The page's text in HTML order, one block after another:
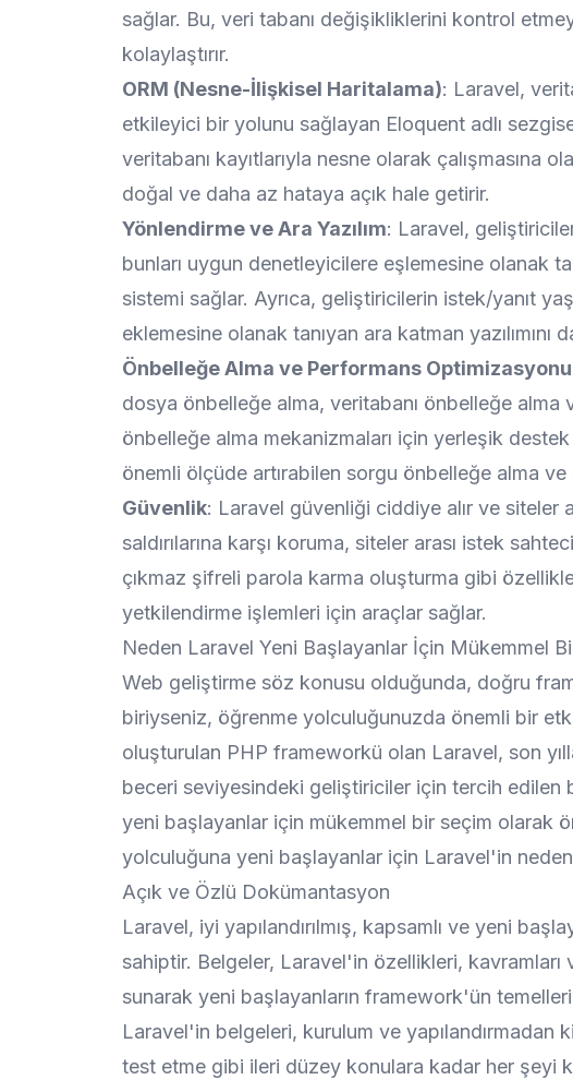
sağlar. Bu, veri tabanı değişikliklerini kontrol
kolaylaştırır.
ORM (Nesne-İlişkisel Haritalama): Laravel,
etkileyici bir yolunu sağlayan Eloquent adlı
veritabanı kayıtlarıyla nesne olarak çalışmasına
doğal ve daha az hataya açık hale getirir.
Yönlendirme ve Ara Yazılım: Laravel,
bunları uygun denetleyicilere eşlemesine olanak
sistemi sağlar. Ayrıca, geliştiricilerin istek/yanıt
eklemesine olanak tanıyan ara katman yazılımını
Önbelleğe Alma ve Performans Optimizasyonu
dosya önbelleğe alma, veritabanı önbelleğe
önbelleğe alma mekanizmaları için yerleşik destek
önemli ölçüde artırabilen sorgu önbelleğe alma
Güvenlik: Laravel güvenliği ciddiye alır ve siteler
saldırılarına karşı koruma, siteler arası istek
çıkmaz şifreli parola karma oluşturma gibi
yetkilendirme işlemleri için araçlar sağlar.
Neden Laravel Yeni Başlayanlar İçin Mükemmel
Web geliştirme söz konusu olduğunda, doğru
biriyseniz, öğrenme yolculuğunuzda önemli bir
oluşturulan PHP frameworkü olan Laravel, son
beceri seviyesindeki geliştiriciler için tercih
yeni başlayanlar için mükemmel bir seçim olarak
yolculuğuna yeni başlayanlar için Laravel'in
Açık ve Özlü Dokümantasyon
Laravel, iyi yapılandırılmış, kapsamlı ve yeni
sahiptir. Belgeler, Laravel'in özellikleri, kavramları
sunarak yeni başlayanların framework'ün
Laravel'in belgeleri, kurulum ve yapılandırmadan
test etme gibi ileri düzey konulara kadar her şeyi